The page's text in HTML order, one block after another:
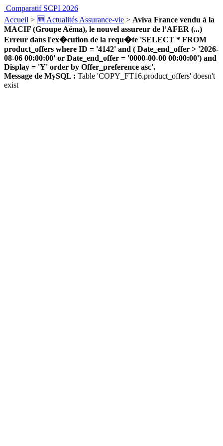
Comparatif SCPI 2026
Accueil > 🆕 Actualités Assurance-vie > Aviva France vendu à la
MACIF (Groupe Aéma), le nouvel assureur de l’AFER (...)
Erreur dans l'ex�cution de la requ�te 'SELECT * FROM
product_offers where ID = '4142' and ( Date_end_offer > '2026-
08-06 00:00:00' or Date_end_offer = '0000-00-00 00:00:00') and
Display = 'Y' order by Offer_preference asc'.
Message de MySQL : Table 'COPY_FT16.product_offers' doesn't
exist